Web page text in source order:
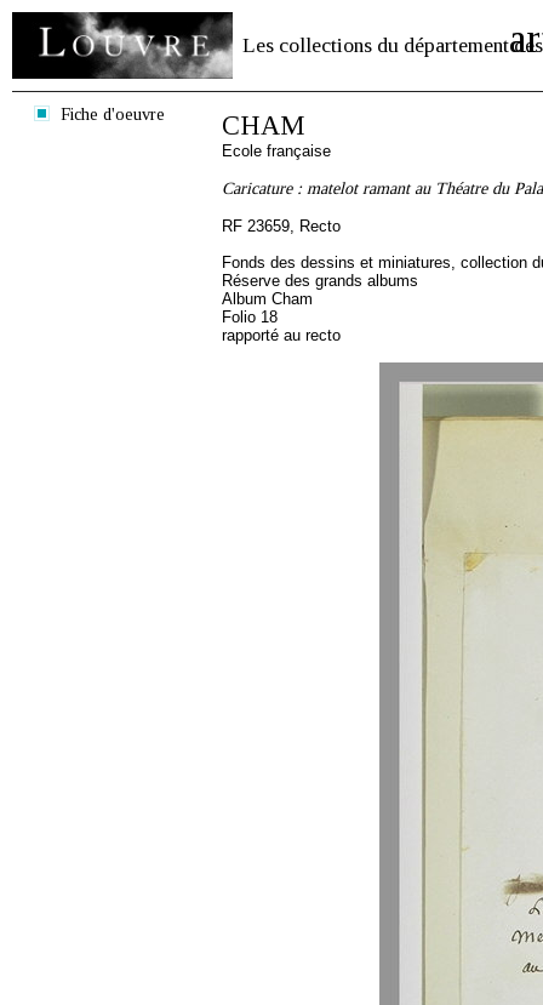
Les collections du département des
Fiche d'oeuvre CHAM
Ecole française
Caricature : matelot ramant au Théatre du
RF 23659, Recto
Fonds des dessins et miniatures, collection
Réserve des grands albums
Album Cham
Folio 18
rapporté au recto